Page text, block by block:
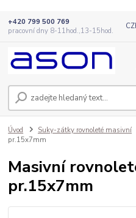
+420 799 500 769
pracovní dny 8-11hod.,13-15hod.
Úvod Suky-zátky rovnoleté masivní
pr.15x7mm
Masivní
pr.15x7mm